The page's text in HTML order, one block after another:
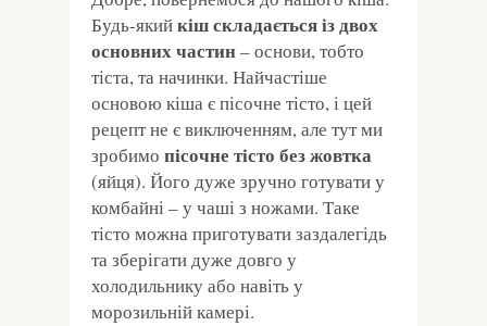
Будь-якийкіш складається із двох
основних частин– основи, тобто
тіста, та начинки. Найчастіше
основою кіша є пісочне тісто, і цей
рецепт не є виключенням, але тут ми
зробимо пісочне тісто без жовтка
(яйця). Його дуже зручно готувати у
комбайні – у чаші з ножами. Таке
тісто можна приготувати заздалегідь
та зберігати дуже довго у
холодильнику або навіть у
морозильній камері.